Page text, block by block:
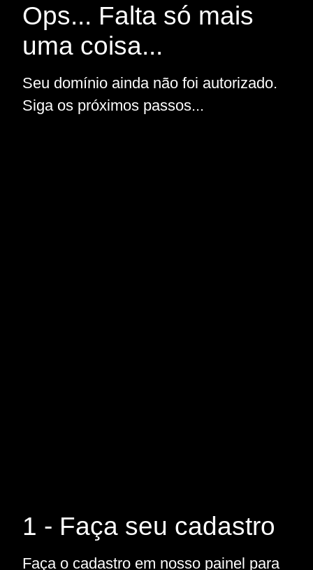
Ops... Falta só mais
uma coisa...
Seu domínio ainda não foi autorizado.
Siga os próximos passos...
1 - Faça seu cadastro
Faça o cadastro em nosso painel para